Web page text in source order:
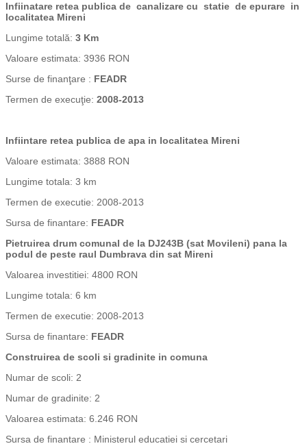
Infiinatare retea publica de canalizare cu statie de epurare in
localitatea Mireni
Lungime totală: 3 Km
Valoare estimata: 3936 RON
Surse de finanţare : FEADR
Termen de execuţie: 2008-2013
Infiintare retea publica de apa in localitatea Mireni
Valoare estimata: 3888 RON
Lungime totala: 3 km
Termen de executie: 2008-2013
Sursa de finantare: FEADR
Pietruirea drum comunal de la DJ243B (sat Movileni) pana la
podul de peste raul Dumbrava din sat Mireni
Valoarea investitiei: 4800 RON
Lungime totala: 6 km
Termen de executie: 2008-2013
Sursa de finantare: FEADR
Construirea de scoli si gradinite in comuna
Numar de scoli: 2
Numar de gradinite: 2
Valoarea estimata: 6.246 RON
Sursa de finantare : Ministerul educatiei si cercetari